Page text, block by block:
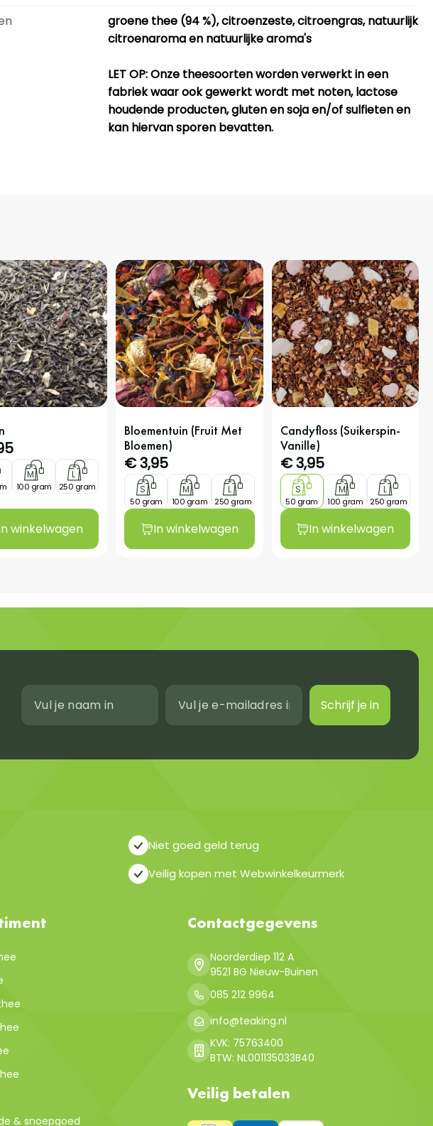
groene thee (94 %), citroenzeste, citroengras, natuurlijk
citroenaroma en natuurlijke aroma's
LET OP: Onze theesoorten worden verwerkt in een
fabriek waar ook gewerkt wordt met noten, lactose
houdende producten, gluten en soja en/of sulfieten en
kan hiervan sporen bevatten.
M
100 gram
L
250 gram
winkelwagen
Bloementuin (fruit Met
Bloemen)
€3,95
S
50 gram
M
100 gram
L
250 gram
In winkelwagen
Candyfloss (Suikerspin-
Vanille)
€3,95
S
50 gram
M
100 gram
L
250 gram
In winkelwagen
Schrijf je in
Niet goed geld terug
Veilig kopen met Webwinkelkeurmerk
& snoepgoed
Contactgegevens
Noorderdiep 112 A
9521 BG Nieuw-Buinen
085 212 9964
info@teaking.nl
KVK: 75763400
BTW: NL001135033B40
Veilig betalen